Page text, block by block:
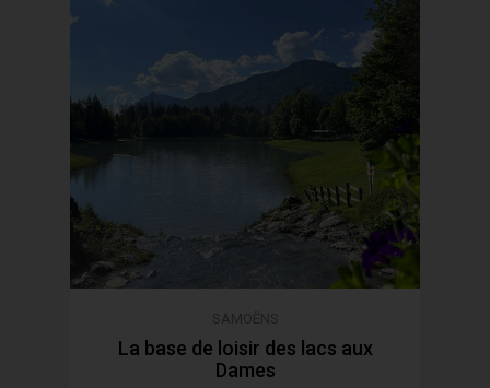
La base de loisir des lacs aux
Dames